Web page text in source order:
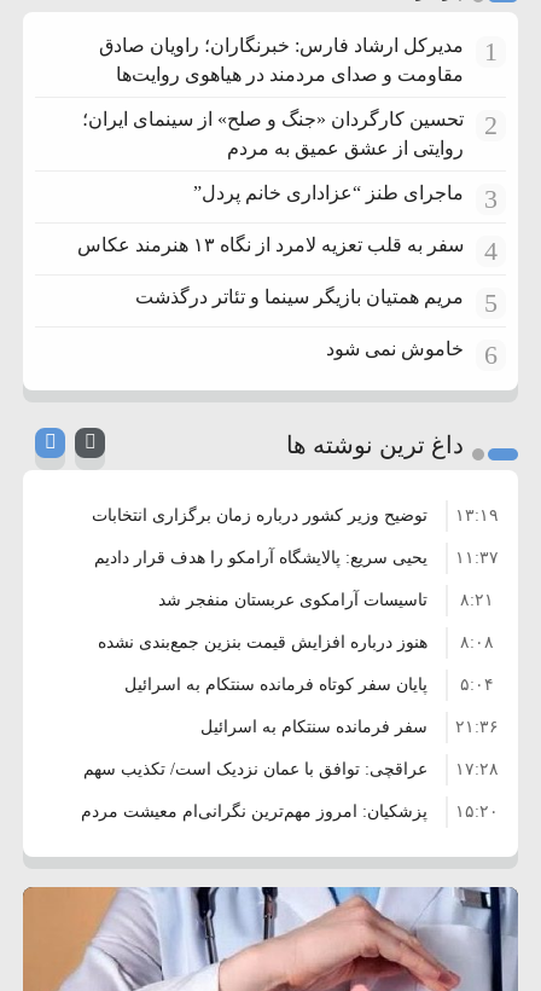
1
مدیرکل ارشاد فارس: خبرنگاران؛ راویان صادق
مقاومت و صدای مردمند در هیاهوی روایت‌ها
2
تحسین کارگردان «جنگ و صلح» از سینمای ایران؛
روایتی از عشق عمیق به مردم
3 ماجرای طنز “عزاداری خانم پردل”
4 سفر به قلب تعزیه لامرد از نگاه ۱۳ هنرمند عکاس
5 مریم همتیان بازیگر سینما و تئاتر درگذشت
6 خاموش نمی شود
داغ ترین نوشته ها
توضیح وزیر کشور درباره زمان برگزاری انتخابات
شوراها
۱۳:۱۹
یحیی سریع: پالایشگاه آرامکو را هدف قرار دادیم ۱۱:۳۷
تاسیسات آرامکوی عربستان منفجر شد ۸:۲۱
هنوز درباره افزایش قیمت بنزین جمع‌بندی نشده
است/ کالا برگ قطعا افزایش می‌یابد
۸:۰۸
پایان سفر کوتاه فرمانده سنتکام به اسرائیل ۵:۰۴
سفر فرمانده سنتکام به اسرائیل ۲۱:۳۶
عراقچی: توافق با عمان نزدیک است/ تکذیب سهم
۱۱ درصدی ایران از خزر
۱۷:۲۸
پزشکیان: امروز مهم‌ترین نگرانی‌ام معیشت مردم
است
۱۵:۲۰
ترامپ: مذاکرات با تهران خوب پیش می‌رود ۸:۳۶
بازداشت سفیر پیشین فلسطین در لبنان به اتهام
فساد و اختلاس اموال
۱۰:۳۳
حادثه دریایی در نزدیکی سواحل عمان ۵:۱۷
معاون دفتر پزشکیان: ادعای استعفای رئیس‌جمهور ۴:۴۱